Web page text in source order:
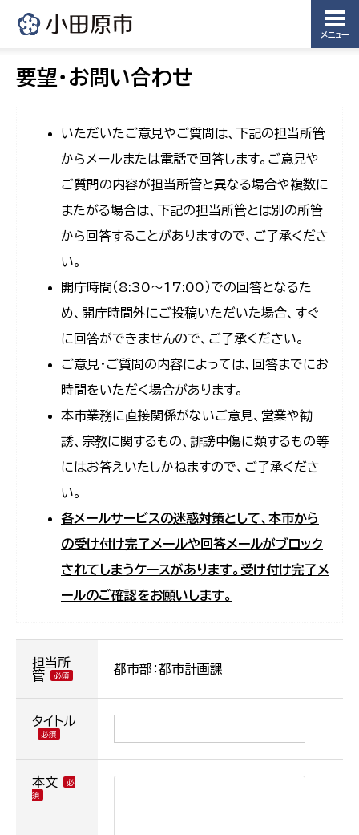
メニュー
要望・お問い合わせ
いただいたご意見やご質問は、下記の担当所管
からメールまたは電話で回答します。ご意見や
ご質問の内容が担当所管と異なる場合や複数に
またがる場合は、下記の担当所管とは別の所管
から回答することがありますので、ご了承くださ
い。
開庁時間（8:30〜17:00）での回答となるた
め、開庁時間外にご投稿いただいた場合、すぐ
に回答ができませんので、ご了承ください。
ご意見・ご質問の内容によっては、回答までにお
時間をいただく場合があります。
本市業務に直接関係がないご意見、営業や勧
誘、宗教に関するもの、誹謗中傷に類するもの等
にはお答えいたしかねますので、ご了承くださ
い。
各メールサービスの迷惑対策として、本市から
の受け付け完了メールや回答メールがブロック
されてしまうケースがあります。受け付け完了メ
ールのご確認をお願いします。
担当所
管
都市部：都市計画課
タイトル
本文